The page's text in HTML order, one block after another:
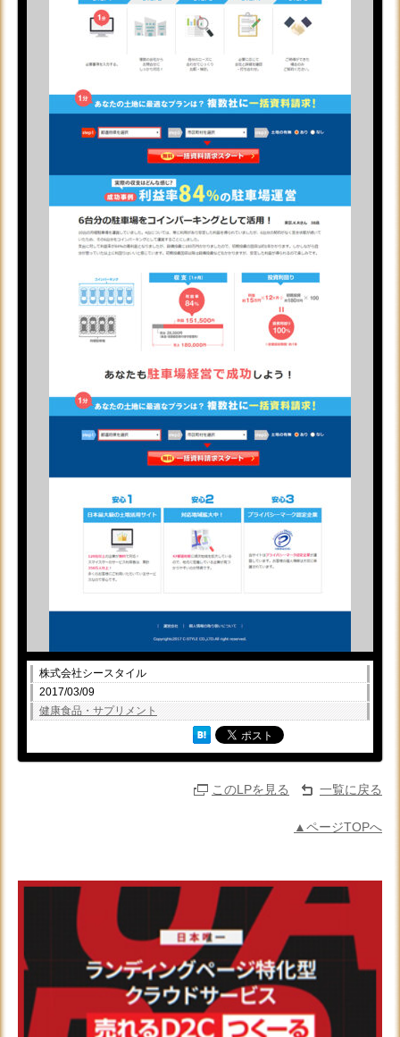
株式会社シースタイル
2017/03/09
健康食品・サプリメント
このLPを見る 一覧に戻る
▲ページTOPへ